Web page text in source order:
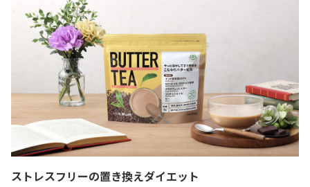
ストレスフリーの置き換えダイエット